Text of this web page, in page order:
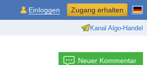
Kanal Algo-Handel
Einloggen Zugang erhalten
Neuer Kommentar